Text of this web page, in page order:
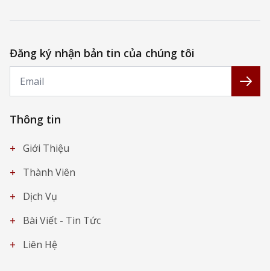
Đăng ký nhận bản tin của chúng tôi
Thông tin
+ Giới Thiệu
+ Thành Viên
+ Dịch Vụ
+ Bài Viết - Tin Tức
+ Liên Hệ